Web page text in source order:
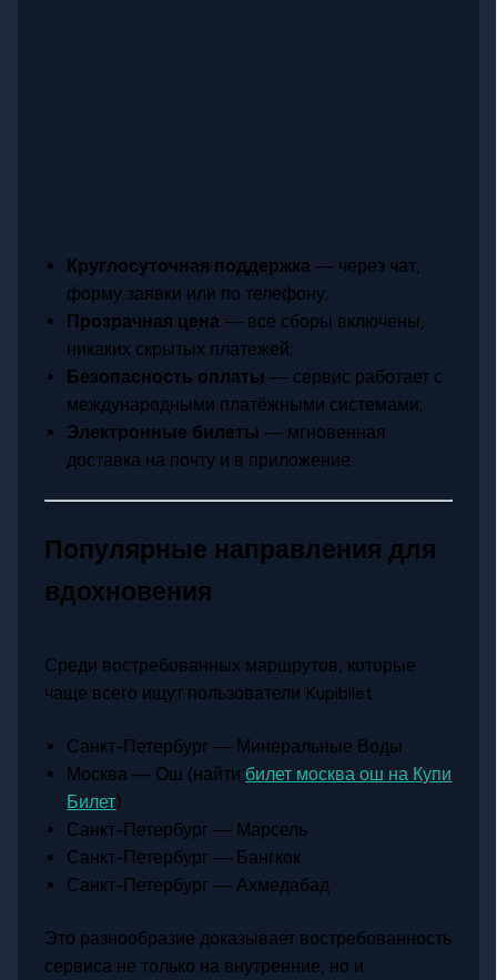
Круглосуточная поддержка — через чат,
форму заявки или по телефону;
Прозрачная цена — все сборы включены,
никаких скрытых платежей;
Безопасность оплаты — сервис работает с
международными платёжными системами;
Электронные билеты — мгновенная
доставка на почту и в приложение.
Популярные направления для
вдохновения
Среди востребованных маршрутов, которые
чаще всего ищут пользователи Kupibilet:
Санкт-Петербург — Минеральные Воды
Москва — Ош (найти билет москва ош на Купи
Билет)
Санкт-Петербург — Марсель
Санкт-Петербург — Бангкок
Санкт-Петербург — Ахмедабад
Это разнообразие доказывает востребованность
сервиса не только на внутренние, но и